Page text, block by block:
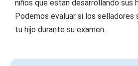
niños que están desarrollando sus
Podemos evaluar si los selladores
tu hijo durante su examen.